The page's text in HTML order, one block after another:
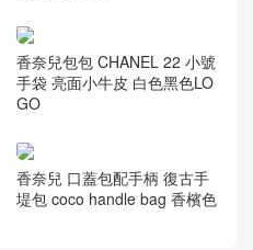
香奈兒包包 CHANEL 22 小號
手袋 亮面小牛皮 白色黑色LO
GO
香奈兒 口蓋包配手柄 復古手
堤包 coco handle bag 香檳色